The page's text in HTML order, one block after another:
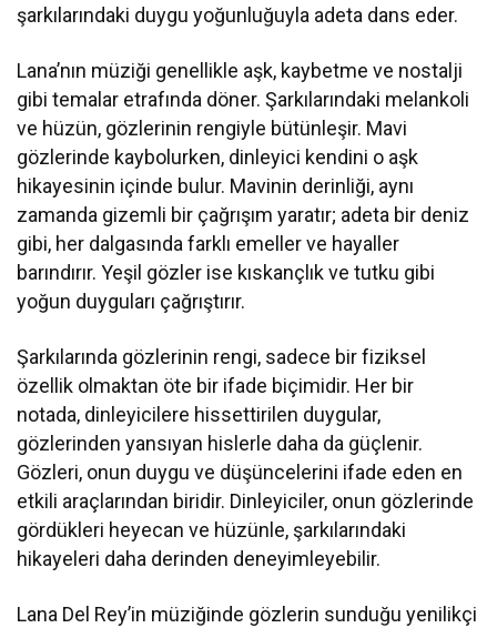
şarkılarındaki duygu yoğunluğuyla adeta dans eder.
Lana’nın müziği genellikle aşk, kaybetme ve nostalji
gibi temalar etrafında döner. Şarkılarındaki melankoli
ve hüzün, gözlerinin rengiyle bütünleşir. Mavi
gözlerinde kaybolurken, dinleyici kendini o aşk
hikayesinin içinde bulur. Mavinin derinliği, aynı
zamanda gizemli bir çağrışım yaratır; adeta bir deniz
gibi, her dalgasında farklı emeller ve hayaller
barındırır. Yeşil gözler ise kıskançlık ve tutku gibi
yoğun duyguları çağrıştırır.
Şarkılarında gözlerinin rengi, sadece bir fiziksel
özellik olmaktan öte bir ifade biçimidir. Her bir
notada, dinleyicilere hissettirilen duygular,
gözlerinden yansıyan hislerle daha da güçlenir.
Gözleri, onun duygu ve düşüncelerini ifade eden en
etkili araçlarından biridir. Dinleyiciler, onun gözlerinde
gördükleri heyecan ve hüzünle, şarkılarındaki
hikayeleri daha derinden deneyimleyebilir.
Lana Del Rey’in müziğinde gözlerin sunduğu yenilikçi